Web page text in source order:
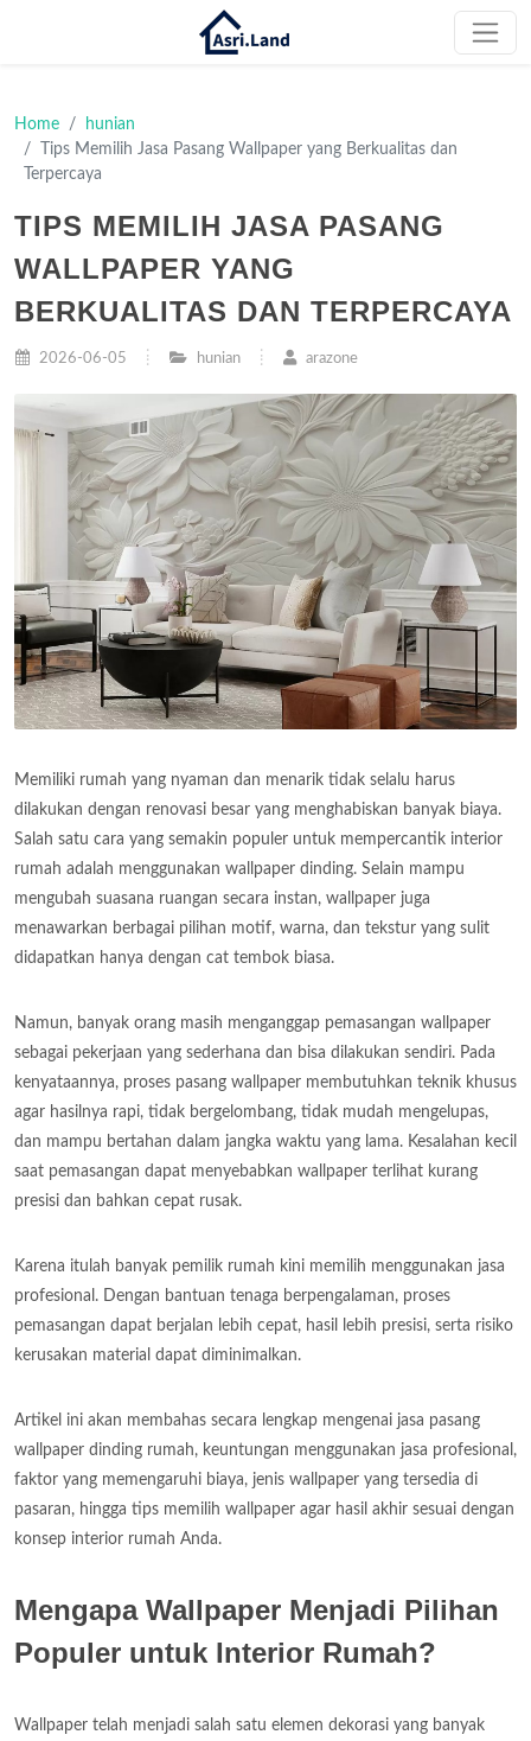
Home
hunian
Tips Memilih Jasa Pasang Wallpaper yang Berkualitas dan
Terpercaya
TIPS MEMILIH JASA PASANG
WALLPAPER YANG
BERKUALITAS DAN TERPERCAYA
2026-06-05 hunian arazone
Memiliki rumah yang nyaman dan menarik tidak selalu harus
dilakukan dengan renovasi besar yang menghabiskan banyak biaya.
Salah satu cara yang semakin populer untuk mempercantik interior
rumah adalah menggunakan wallpaper dinding. Selain mampu
mengubah suasana ruangan secara instan, wallpaper juga
menawarkan berbagai pilihan motif, warna, dan tekstur yang sulit
didapatkan hanya dengan cat tembok biasa.
Namun, banyak orang masih menganggap pemasangan wallpaper
sebagai pekerjaan yang sederhana dan bisa dilakukan sendiri. Pada
kenyataannya, proses pasang wallpaper membutuhkan teknik khusus
agar hasilnya rapi, tidak bergelombang, tidak mudah mengelupas,
dan mampu bertahan dalam jangka waktu yang lama. Kesalahan kecil
saat pemasangan dapat menyebabkan wallpaper terlihat kurang
presisi dan bahkan cepat rusak.
Karena itulah banyak pemilik rumah kini memilih menggunakan jasa
profesional. Dengan bantuan tenaga berpengalaman, proses
pemasangan dapat berjalan lebih cepat, hasil lebih presisi, serta risiko
kerusakan material dapat diminimalkan.
Artikel ini akan membahas secara lengkap mengenai jasa pasang
wallpaper dinding rumah, keuntungan menggunakan jasa profesional,
faktor yang memengaruhi biaya, jenis wallpaper yang tersedia di
pasaran, hingga tips memilih wallpaper agar hasil akhir sesuai dengan
konsep interior rumah Anda.
Mengapa Wallpaper Menjadi Pilihan
Populer untuk Interior Rumah?
Wallpaper telah menjadi salah satu elemen dekorasi yang banyak